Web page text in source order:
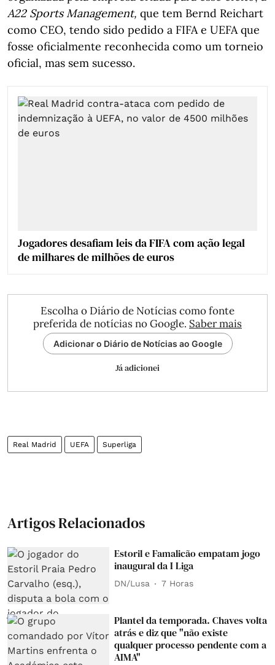
A22 Sports Management, que tem Bernd Reichart
como CEO, tendo sido pedido a FIFA e UEFA que
fosse oficialmente reconhecida como um torneio
oficial, mas sem sucesso.
Jogadores desafiam leis da FIFA com ação legal
de milhares de milhões de euros
Escolha o Diário de Notícias como fonte
preferida de notícias no Google. Saber mais
Adicionar o Diário de Notícias ao Google
Já adicionei
Real Madrid UEFA Superliga
Artigos Relacionados
Estoril e Famalicão empatam jogo
inaugural da I Liga
DN/Lusa 7 Horas
Plantel da temporada. Chaves volta
atrás e diz que "não existe
qualquer processo pendente com a
AIMA"